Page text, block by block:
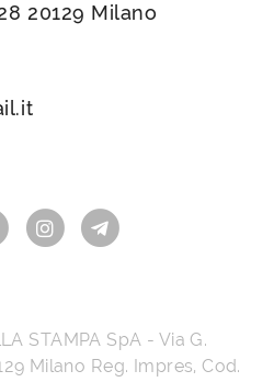
20129 Milano
STAMPA SpA - Via G.
Milano Reg. Impres, Cod.